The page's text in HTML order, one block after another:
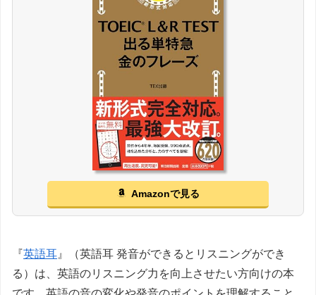
Amazonで見る
『英語耳』（英語耳 発音ができるとリスニングができ
る）は、英語のリスニング力を向上させたい方向けの本